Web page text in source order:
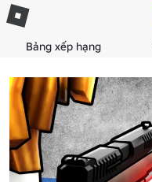
Bảng xếp hạng